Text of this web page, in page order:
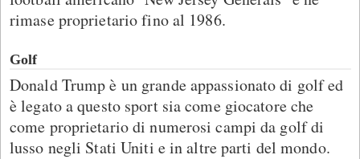
rimase proprietario fino al 1986.
Golf
Donald Trump è un grande appassionato di golf ed
è legato a questo sport sia come giocatore che
come proprietario di numerosi campi da golf di
lusso negli Stati Uniti e in altre parti del mondo.